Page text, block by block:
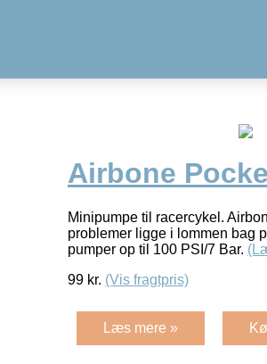
Airbone
Minipumpe til racercykel.
problemer ligge i lommen bag
pumper op til 100 PSI/7 Bar.
99 kr. (Vis fragtpris)
Læs mere »